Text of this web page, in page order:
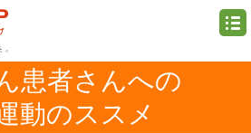
患者さんへの
動のススメ